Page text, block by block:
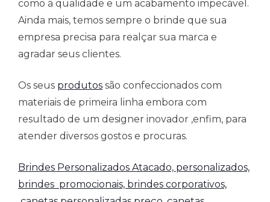
como á qualidade e um acabamento impecável.
Ainda mais, temos sempre o brinde que sua
empresa precisa para realçar sua marca e
agradar seus clientes.
Os seus produtos são confeccionados com
materiais de primeira linha embora com
resultado de um designer inovador ,enfim, para
atender diversos gostos e procuras.
Brindes Personalizados Atacado, personalizados,
brindes promocionais, brindes corporativos,